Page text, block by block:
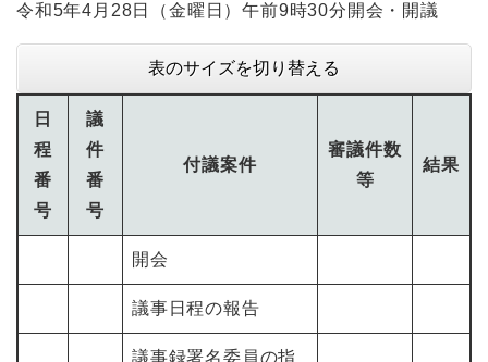
令和5年4月28日（金曜日）午前9時30分開会・開議
表のサイズを切り替える
日
程
番
号
議
件
番
号
付議案件
審議件数
等
結果
開会
議事日程の報告
議事録署名委員の指